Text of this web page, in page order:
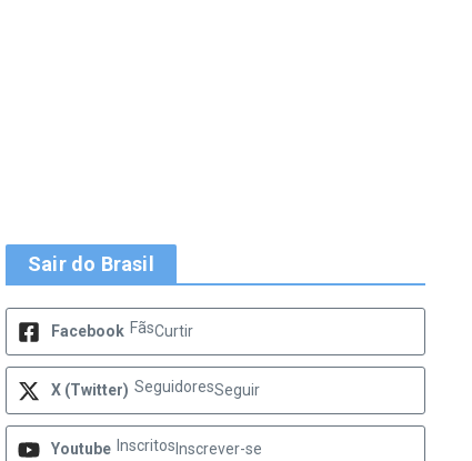
Sair do Brasil
Facebook FãsCurtir
X (Twitter) SeguidoresSeguir
Youtube Inscritos Inscrever-se